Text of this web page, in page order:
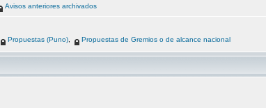
Avisos anteriores archivados
Propuestas (Puno) Propuestas de Gremios o de alcance nacional